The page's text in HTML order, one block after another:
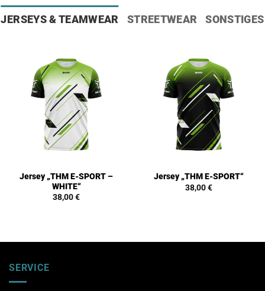
JERSEYS & TEAMWEAR STREETWEAR SONSTIGES
Jersey „THM E-SPORT –
WHITE“
38,00€
Jersey „THM E-SPORT“
38,00€
SERVICE